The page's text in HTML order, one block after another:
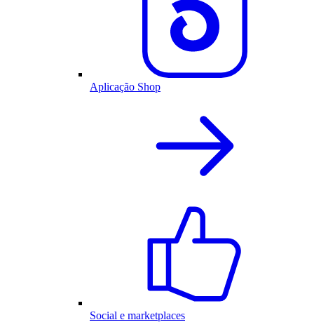
Aplicação Shop
Social e marketplaces